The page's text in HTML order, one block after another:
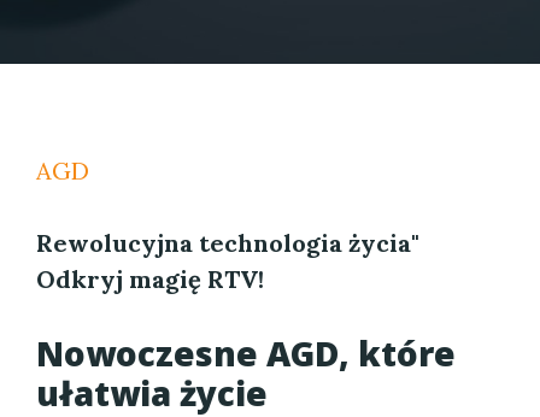
AGD
Rewolucyjna technologia życia"
Odkryj magię RTV!
Nowoczesne AGD, które
ułatwia życie